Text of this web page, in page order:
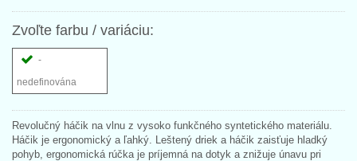
Zvoľte farbu / variáciu:
-
nedefinována
Revolučný háčik na vlnu z vysoko funkčného syntetického materiálu.
Háčik je ergonomický a ľahký. Leštený driek a háčik zaisťuje hladký
pohyb, ergonomická rúčka je príjemná na dotyk a znižuje únavu pri